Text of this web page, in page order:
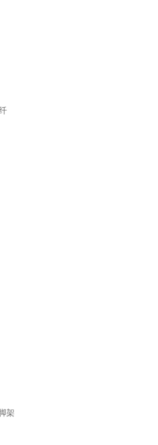
架